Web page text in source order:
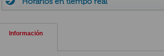
Información